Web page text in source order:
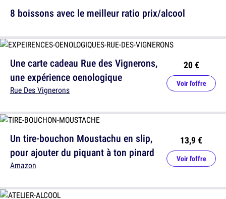
Une carte cadeau Rue des Vignerons,
une expérience oenologique
Rue Des Vignerons
20 €
Voir l'offre
8 boissons avec le meilleur ratio prix/alcool
Un tire-bouchon Moustachu en slip,
pour ajouter du piquant à ton pinard
Amazon
13,9 €
Voir l'offre